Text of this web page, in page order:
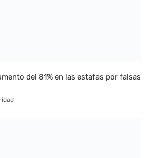
del 81% en las estafas por falsas